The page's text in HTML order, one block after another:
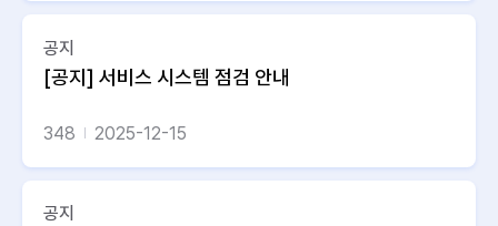
공지
[공지] 서비스 시스템 점검 안내
348 2025-12-15
공지